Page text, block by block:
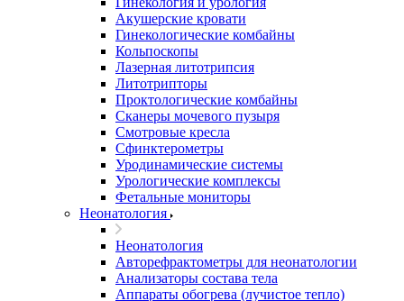
Акушерские кровати
Гинекологические комбайны
Кольпоскопы
Лазерная литотрипсия
Литотрипторы
Проктологические комбайны
Сканеры мочевого пузыря
Смотровые кресла
Сфинктерометры
Уродинамические системы
Урологические комплексы
Фетальные мониторы
Неонатология
Неонатология
Авторефрактометры для неонатологии
Анализаторы состава тела
Аппараты обогрева (лучистое тепло)